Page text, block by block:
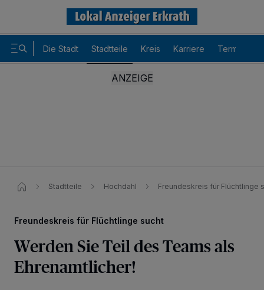
Die Stadt Stadtteile Kreis Karriere Termine
Stadtteile Hochdahl Freundeskreis für Flüchtlinge
Freundeskreis für Flüchtlinge sucht
Werden Sie Teil des Teams als
Ehrenamtlicher!
Wir und unsere 218
-Partner speichern und greifen auf